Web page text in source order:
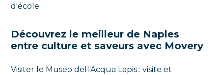
d'école.
Découvrez le meilleur de Naples
entre culture et saveurs avec Movery
Visiter le Museo dell'Acqua Lapis : visite et